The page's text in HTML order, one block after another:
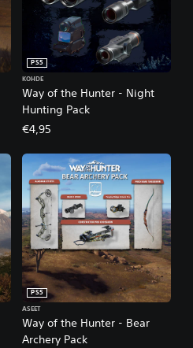
Way of the Hunter - Night
Hunting Pack
PS5
KOHDE
€4,95
Way of the Hunter - Bear
Archery Pack
PS5
ASEET